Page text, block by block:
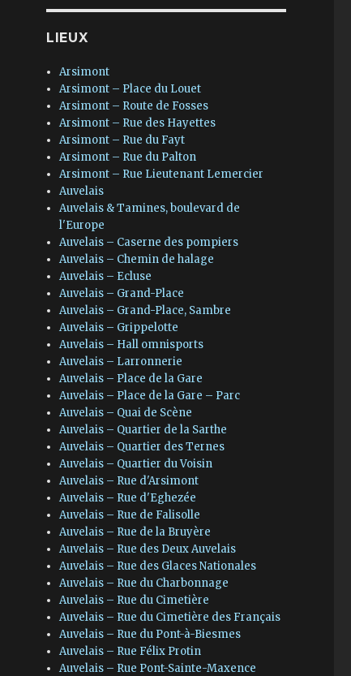
LIEUX
Arsimont
Arsimont – Place du Louet
Arsimont – Route de Fosses
Arsimont – Rue des Hayettes
Arsimont – Rue du Fayt
Arsimont – Rue du Palton
Arsimont – Rue Lieutenant Lemercier
Auvelais
Auvelais & Tamines, boulevard de
l'Europe
Auvelais – Caserne des pompiers
Auvelais – Chemin de halage
Auvelais – Ecluse
Auvelais – Grand-Place
Auvelais – Grand-Place, Sambre
Auvelais – Grippelotte
Auvelais – Hall omnisports
Auvelais – Larronnerie
Auvelais – Place de la Gare
Auvelais – Place de la Gare – Parc
Auvelais – Quai de Scène
Auvelais – Quartier de la Sarthe
Auvelais – Quartier des Ternes
Auvelais – Quartier du Voisin
Auvelais – Rue d'Arsimont
Auvelais – Rue d'Eghezée
Auvelais – Rue de Falisolle
Auvelais – Rue de la Bruyère
Auvelais – Rue des Deux Auvelais
Auvelais – Rue des Glaces Nationales
Auvelais – Rue du Charbonnage
Auvelais – Rue du Cimetière
Auvelais – Rue du Cimetière des Français
Auvelais – Rue du Pont-à-Biesmes
Auvelais – Rue Félix Protin
Auvelais – Rue Pont-Sainte-Maxence